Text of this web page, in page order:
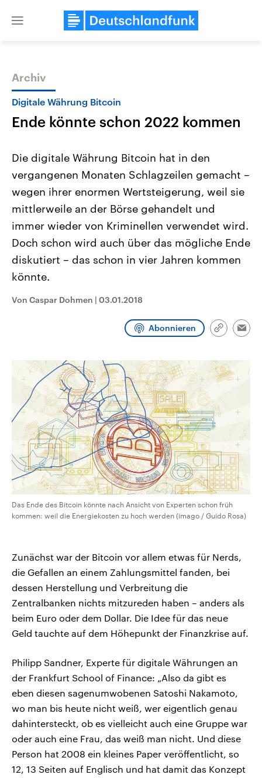
Close
Themen
Landtagswahl Sachsen-Anhalt
2026
Alle Informationen
Sachsen-Anhalt wählt am 6.
September 2026 einen neuen
Bundesland von einer Koalition aus
Umfragen, Prognosen,
und Hintergründe zu den Parteien
und Kandidaten der anstehenden
Aktuelle Beiträge,
Hintergründe
Wirtschaftlich und
gehören die Vereinigten
den mächtigsten Ländern
mit großem Einfluss auf
Sendungen Programm
Archiv
Digitale Währung Bitcoin
Ende könnte schon 2022 kommen
Die digitale Währung Bitcoin hat in den
vergangenen Monaten Schlagzeilen gemacht –
wegen ihrer enormen Wertsteigerung, weil sie
mittlerweile an der Börse gehandelt und
immer wieder von Kriminellen verwendet wird.
Doch schon wird auch über das mögliche Ende
diskutiert – das schon in vier Jahren kommen
könnte.
Von Caspar Dohmen | 03.01.2018
Abonnieren
Link
Das Ende des Bitcoin könnte nach Ansicht von Experten schon früh
kommen: weil die Energiekosten zu hoch werden (imago / Guido Rosa)
Zunächst war der Bitcoin vor allem etwas für Nerds,
die Gefallen an einem Zahlungsmittel fanden, bei
dessen Herstellung und Verbreitung die
Zentralbanken nichts mitzureden haben – anders als
beim Euro oder dem Dollar. Die Idee für das neue
Geld tauchte auf dem Höhepunkt der Finanzkrise auf.
Philipp Sandner, Experte für digitale Währungen an
der Frankfurt School of Finance: „Also da gibt es
eben diesen sagenumwobenen Satoshi Nakamoto,
wo man bis heute nicht weiß, wer eigentlich genau
dahintersteckt, ob es vielleicht auch eine Gruppe war
oder auch eine Frau, das weiß man nicht. Und diese
Person hat 2008 ein kleines Paper veröffentlicht, so
12, 13 Seiten auf Englisch und hat damit das Konzept